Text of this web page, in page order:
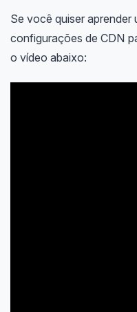
Se você quiser aprender
configurações de CDN
o vídeo abaixo: